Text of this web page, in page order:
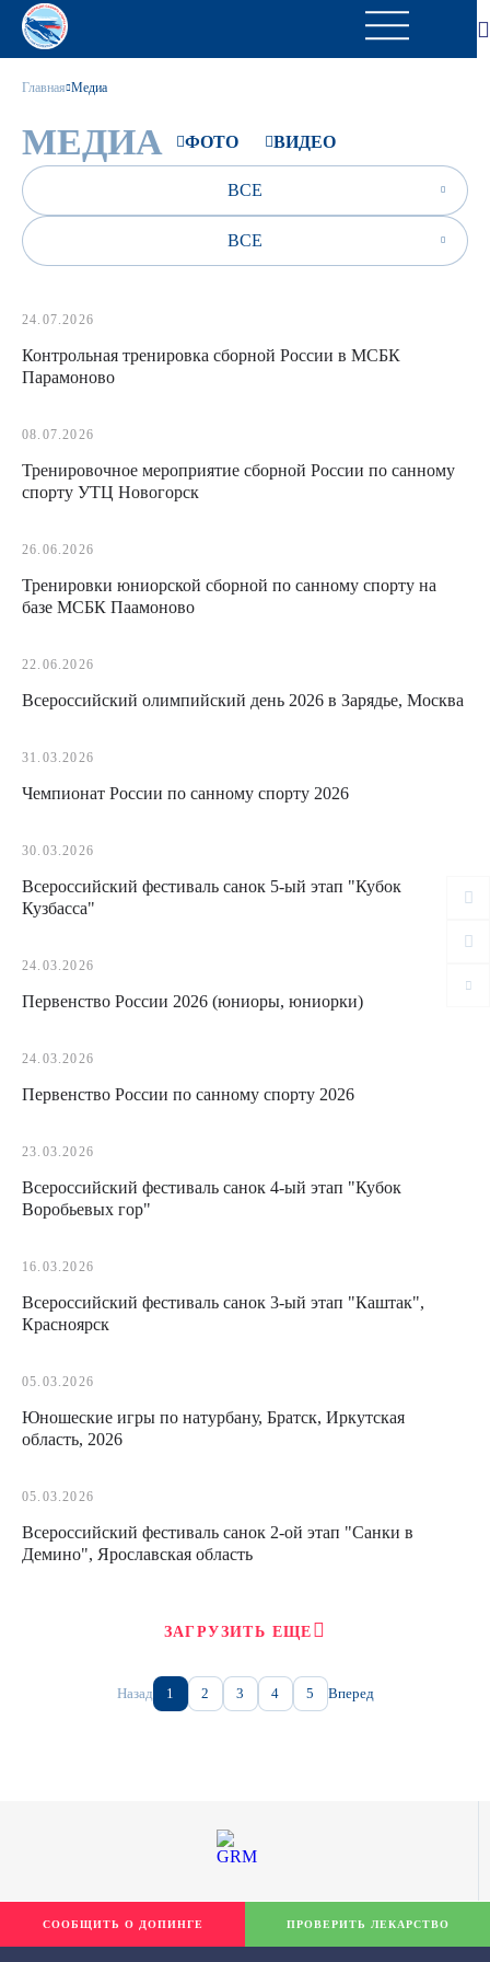
Главная Медиа
МЕДИА ФОТО ВИДЕО
ВСЕ
ВСЕ
24.07.2026
Контрольная тренировка сборной России в МСБК
Парамоново
08.07.2026
Тренировочное мероприятие сборной России по санному
спорту УТЦ Новогорск
26.06.2026
Тренировки юниорской сборной по санному спорту на
базе МСБК Паамоново
22.06.2026
Всероссийский олимпийский день 2026 в Зарядье, Москва
31.03.2026
Чемпионат России по санному спорту 2026
30.03.2026
Всероссийский фестиваль санок 5-ый этап "Кубок
Кузбасса"
24.03.2026
Первенство России 2026 (юниоры, юниорки)
24.03.2026
Первенство России по санному спорту 2026
23.03.2026
Всероссийский фестиваль санок 4-ый этап "Кубок
Воробьевых гор"
16.03.2026
Всероссийский фестиваль санок 3-ый этап "Каштак",
Красноярск
05.03.2026
Юношеские игры по натурбану, Братск, Иркутская
область, 2026
05.03.2026
Всероссийский фестиваль санок 2-ой этап "Санки в
Демино", Ярославская область
ЗАГРУЗИТЬ ЕЩЕ
Назад 1 2 3 4 5 Вперед
СООБЩИТЬ О ДОПИНГЕ ПРОВЕРИТЬ ЛЕКАРСТВО